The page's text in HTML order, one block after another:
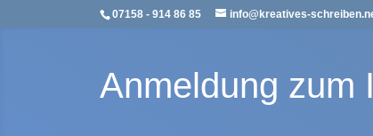
07158 - 914 86 85 info@kreatives-
Anmeldung zum